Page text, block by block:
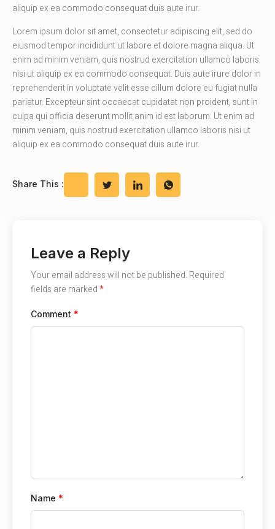
aliquip ex ea commodo consequat duis aute irur.
Lorem ipsum dolor sit amet, consectetur adipiscing elit, sed do
eiusmod tempor incididunt ut labore et dolore magna aliqua. Ut
enim ad minim veniam, quis nostrud exercitation ullamco laboris
nisi ut aliquip ex ea commodo consequat. Duis aute irure dolor in
reprehenderit in voluptate velit esse cillum dolore eu fugiat nulla
pariatur. Excepteur sint occaecat cupidatat non proident, sunt in
culpa qui officia deserunt mollit anim id est laborum. Ut enim ad
minim veniam, quis nostrud exercitation ullamco laboris nisi ut
aliquip ex ea commodo consequat duis aute irur.
Share This :
Leave a Reply
Your email address will not be published. Required
fields are marked*
Comment *
Name *